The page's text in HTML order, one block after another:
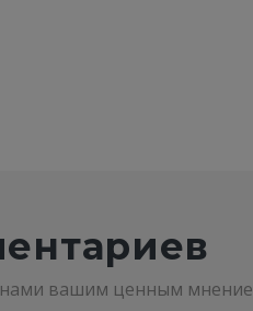
нами вашим ценным